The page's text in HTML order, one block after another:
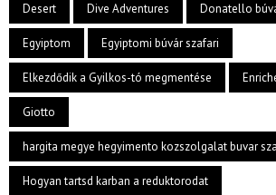
Desert Dive Adventures Donatello
Egyiptom Egyiptomi búvár szafari
Elkezdődik a Gyilkos-tó megmentése
Giotto
hargita megye hegyimento kozszolgalat buvar
Hogyan tartsd karban a reduktorodat